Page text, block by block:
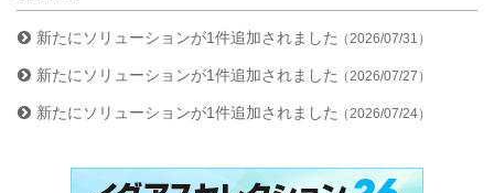
新たにソリューションが1件追加されました （2026/07/31）
新たにソリューションが1件追加されました （2026/07/27）
新たにソリューションが1件追加されました （2026/07/24）